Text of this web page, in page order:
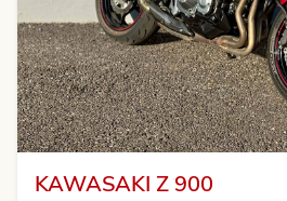
KAWASAKI Z 900